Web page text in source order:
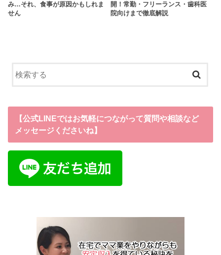
み…それ、食事が原因かもしれま
せん
開！常勤・フリーランス・歯科医
院向けまで徹底解説
【公式LINEではお気軽につながって質問や相談など
メッセージくださいね】